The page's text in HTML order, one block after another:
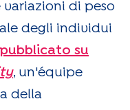
di peso
degli individui
su
, un'équipe
della